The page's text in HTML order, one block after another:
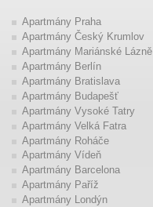
Apartmány Praha
Apartmány Český Krumlov
Apartmány Mariánské Lázně
Apartmány Berlín
Apartmány Bratislava
Apartmány Budapešť
Apartmány Vysoké Tatry
Apartmány Velká Fatra
Apartmány Roháče
Apartmány Vídeň
Apartmány Barcelona
Apartmány Paříž
Apartmány Londýn